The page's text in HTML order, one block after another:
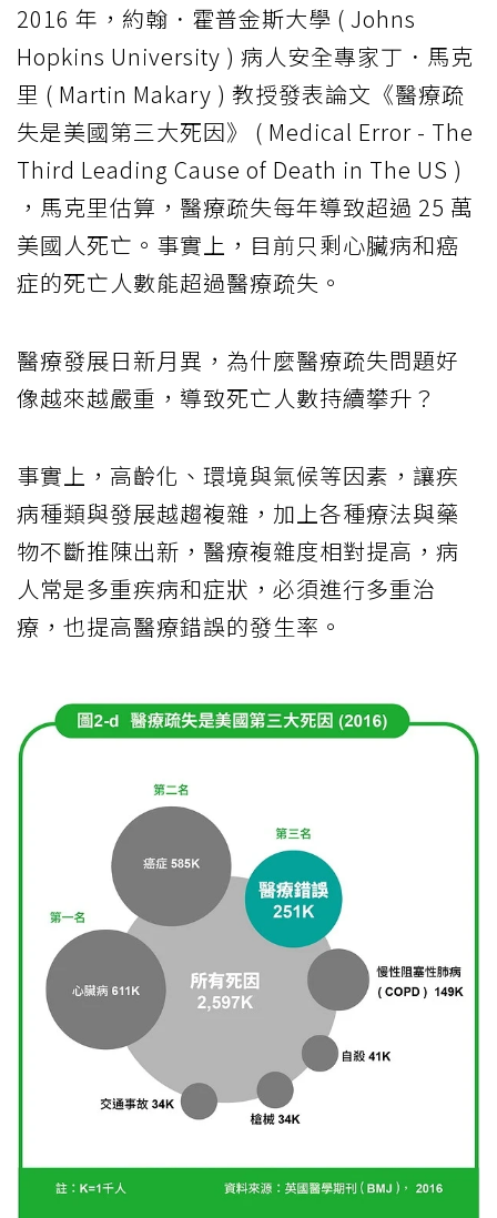
2016 年，約翰．霍普金斯大學 ( Johns
Hopkins University ) 病人安全專家丁．馬克
里 ( Martin Makary ) 教授發表論文《醫療疏
失是美國第三大死因》 ( Medical Error - The
Third Leading Cause of Death in The US )
，馬克里估算，醫療疏失每年導致超過 25 萬
美國人死亡。事實上，目前只剩心臟病和癌
症的死亡人數能超過醫療疏失。
醫療發展日新月異，為什麼醫療疏失問題好
像越來越嚴重，導致死亡人數持續攀升？
事實上，高齡化、環境與氣候等因素，讓疾
病種類與發展越趨複雜，加上各種療法與藥
物不斷推陳出新，醫療複雜度相對提高，病
人常是多重疾病和症狀，必須進行多重治
療，也提高醫療錯誤的發生率。